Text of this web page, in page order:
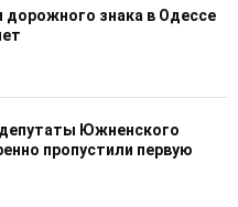
дорожного знака в Одессе
Южненского
пропустили первую